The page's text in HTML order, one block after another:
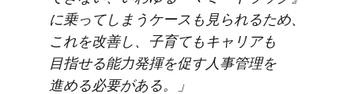
に​乗ってしまう​ケースも​見られる​ため、​
これを​改善し、​子育ても​キャリアも​
目指せる​能力発揮を​促す人事管理を​
進める​必要が​ある。」